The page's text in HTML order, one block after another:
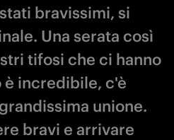
bravissimi, si
Una serata così
tifosi che ci hanno
è incredibile, c'è
unione.
bravi e arrivare